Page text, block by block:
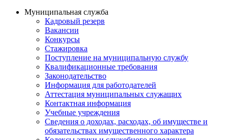
Муниципальная служба
Кадровый резерв
Вакансии
Конкурсы
Стажировка
Поступление на муниципальную службу
Квалификационные требования
Законодательство
Информация для работодателей
Аттестация муниципальных служащих
Контактная информация
Учебные учреждения
Сведения о доходах, расходах, об имуществе и
обязательствах имущественного характера